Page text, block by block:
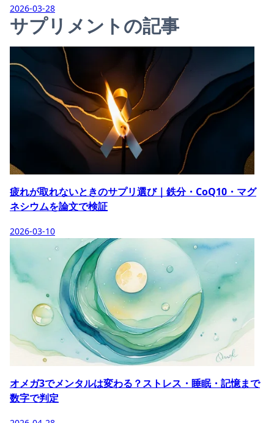
2026-03-28
サプリメントの記事
疲れが取れないときのサプリ選び｜鉄分・CoQ10・マグ
ネシウムを論文で検証
2026-03-10
オメガ3でメンタルは変わる？ストレス・睡眠・記憶まで
数字で判定